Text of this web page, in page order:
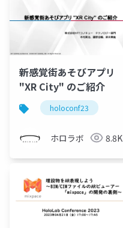
新感覚街あそびアプリ
"XR City" のご紹介
holoconf23
ホロラボ 8.8K